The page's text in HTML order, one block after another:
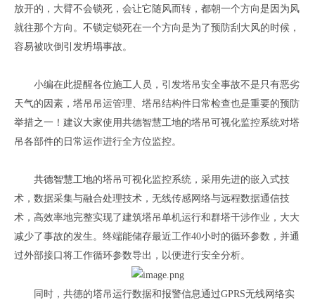
放开的，大臂不会锁死，会让它随风而转，都朝一个方向是因为风
就往那个方向。不锁定锁死在一个方向是为了预防刮大风的时候，
容易被吹倒引发坍塌事故。
小编在此提醒各位施工人员，引发塔吊安全事故不是只有恶劣
天气的因素，塔吊吊运管理、塔吊结构件日常检查也是重要的预防
举措之一！建议大家使用共德智慧工地的塔吊可视化监控系统对塔
吊各部件的日常运作进行全方位监控。
共德智慧工地的塔吊可视化监控系统，采用先进的嵌入式技
术，数据采集与融合处理技术，无线传感网络与远程数据通信技
术，高效率地完整实现了建筑塔吊单机运行和群塔干涉作业，大大
减少了事故的发生。终端能储存最近工作40小时的循环参数，并通
过外部接口将工作循环参数导出，以便进行安全分析。
同时，共德的塔吊运行数据和报警信息通过GPRS无线网络实